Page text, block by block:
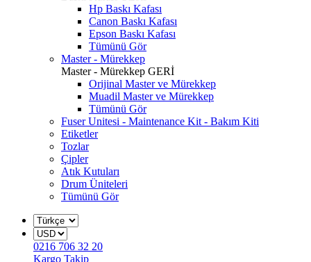
Hp Baskı Kafası
Canon Baskı Kafası
Epson Baskı Kafası
Tümünü Gör
Master - Mürekkep
Master - Mürekkep GERİ
Orijinal Master ve Mürekkep
Muadil Master ve Mürekkep
Tümünü Gör
Fuser Unitesi - Maintenance Kit - Bakım Kiti
Etiketler
Tozlar
Çipler
Atık Kutuları
Drum Üniteleri
Tümünü Gör
0216 706 32 20
Kargo Takip